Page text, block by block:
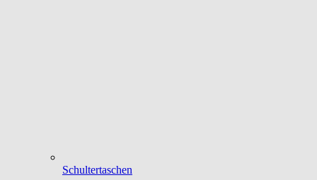
Schultertaschen